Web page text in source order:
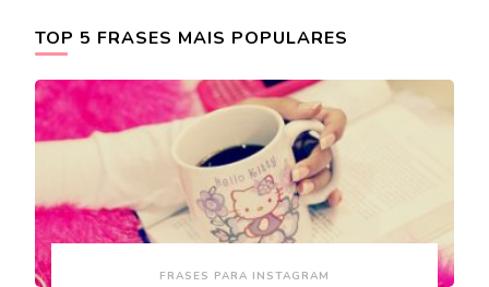
TOP 5 FRASES MAIS POPULARES
FRASES PARA INSTAGRAM